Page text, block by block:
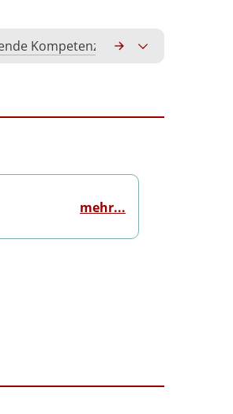
Kompetenzen Anerkennung
mehr...